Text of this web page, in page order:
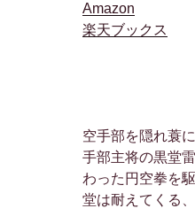
Amazon
楽天ブックス
空手部を隠れ蓑
手部主将の黒堂
わった円空拳を
堂は耐えてくる、